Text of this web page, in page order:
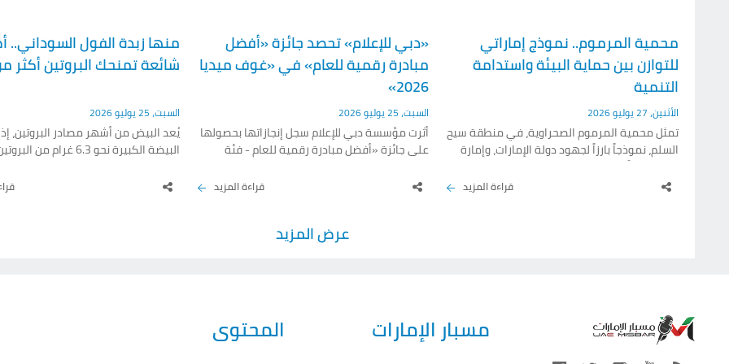
محمية المرموم.. نموذج إماراتي
للتوازن بين حماية البيئة واستدامة
التنمية
الأثنين، 27 يوليو 2026
تمثل محمية المرموم الصحراوية، في منطقة سيح
السلم، نموذجاً بارزاً لجهود دولة الإمارات، وإمارة
دبي تحديداً، في صون التنوع البيولوجي، وحماية
النظم البيئية الطبيعية، وتعزيز الوعي البيئي،
قراءة المزيد
«دبي للإعلام» تحصد جائزة «أفضل
مبادرة رقمية للعام» في «غوف ميديا
2026»
السبت، 25 يوليو 2026
أثرت مؤسسة دبي للإعلام سجل إنجازاتها بحصولها
على جائزة «أفضل مبادرة رقمية للعام - فئة
(GovMedia 2026)، الذي استضافته سنغافورة في
ويعكس هذا التكريم نجاح المؤسسة في توظيف
قراءة المزيد
منها زبدة الفول
شائعة تمنحك البروتين أكثر
السبت، 25 يوليو 2026
يُعد البيض من أشهر مصادر البروتين،
أطعمة أخرى متوافرة في معظم
عرض المزيد
مسبار الإمارات المحتوى